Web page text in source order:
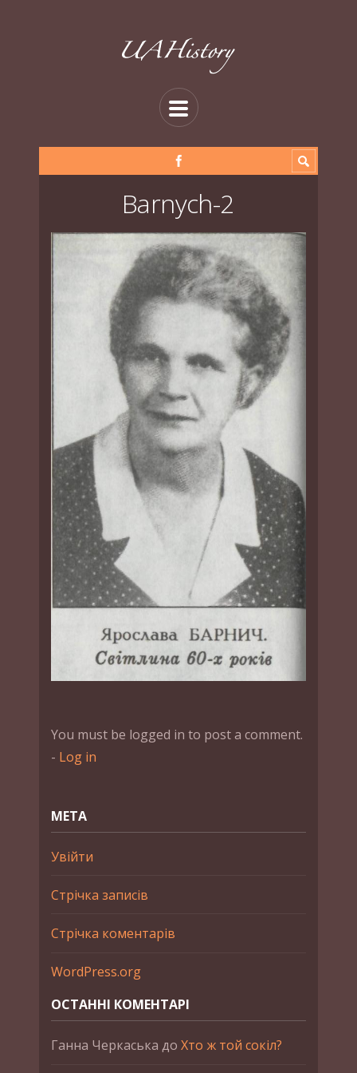
Barnych-2
You must be logged in to post a comment.
- Log in
МЕТА
Увійти
Стрічка записів
Стрічка коментарів
WordPress.org
ОСТАННІ КОМЕНТАРІ
Ганна Черкаська до Хто ж той сокіл?